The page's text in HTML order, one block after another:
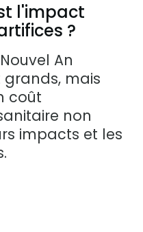
l'impact
?
An
mais
coût
non
impacts et les